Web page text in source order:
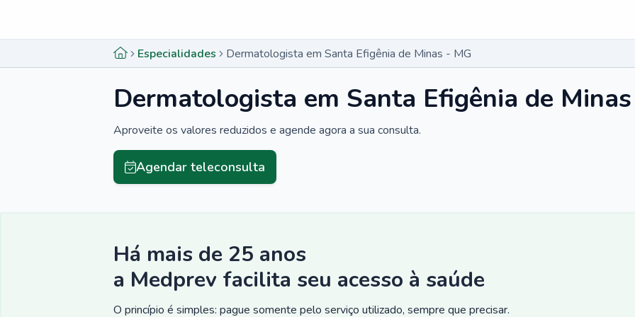
Especialidades Dermatologista em Santa Efigênia de Minas - MG
Dermatologista em Santa Efigênia de
Aproveite os valores reduzidos e agende agora a sua consulta.
Agendar teleconsulta
Há mais de 25 anos
a Medprev facilita seu acesso à saúde
O princípio é simples: pague somente pelo serviço utilizado, sempre que precisar.